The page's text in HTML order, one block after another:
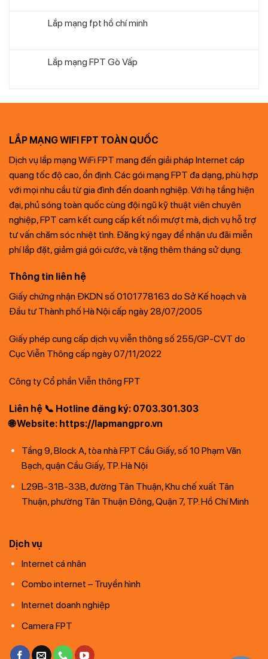
Lắp mạng fpt hồ chí minh
Lắp mạng FPT Gò Vấp
LẮP MẠNG WIFI FPT TOÀN QUỐC
Dịch vụ lắp mạng WiFi FPT mang đến giải pháp Internet cáp
quang tốc độ cao, ổn định. Các gói mạng FPT đa dạng, phù hợp
với mọi nhu cầu từ gia đình đến doanh nghiệp. Với hạ tầng hiện
đại, phủ sóng toàn quốc cùng đội ngũ kỹ thuật viên chuyên
nghiệp, FPT cam kết cung cấp kết nối mượt mà, dịch vụ hỗ trợ
tư vấn chăm sóc nhiệt tình. Đăng ký ngay để nhận ưu đãi miễn
phí lắp đặt, giảm giá gói cước, và tặng thêm tháng sử dụng.
Thông tin liên hệ
Giấy chứng nhận ĐKDN số 0101778163 do Sở Kế hoạch và
Đầu tư Thành phố Hà Nội cấp ngày 28/07/2005
Giấy phép cung cấp dịch vụ viễn thông số 255/GP-CVT do
Cục Viễn Thông cấp ngày 07/11/2022
Công ty Cổ phần Viễn thông FPT
Liên hệ 📞 Hotline đăng ký: 0703.301.303
🌐 Website: https://lapmangpro.vn
Tầng 9, Block A, tòa nhà FPT Cầu Giấy, số 10 Phạm Văn
Bạch, quận Cầu Giấy, TP. Hà Nội
L29B-31B-33B, đường Tân Thuận, Khu chế xuất Tân
Thuận, phường Tân Thuận Đông, Quận 7, TP. Hồ Chí Minh
Dịch vụ
Internet cá nhân
Combo internet – Truyền hình
Internet doanh nghiệp
Camera FPT